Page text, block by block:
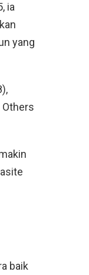
ia
yang
Others
baik